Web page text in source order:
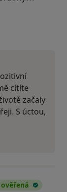
byl odstraněn
cítíte
začaly
S úctou,